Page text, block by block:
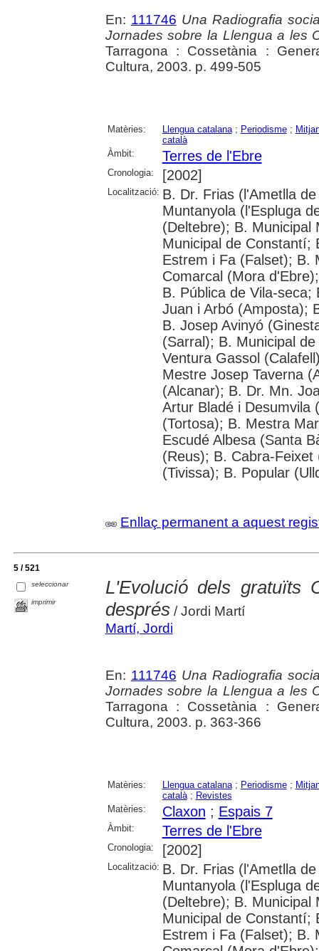
En: 111746 Una Radiografia
Jornades sobre la Llengua a les
Tarragona : Cossetània :
Cultura, 2003. p. 499-505
Matèries: Llengua catalana; Periodisme;
català
Àmbit:
Terres de l'Ebre
Cronologia: [2002]
Localització: B. Dr. Frias (l'Ametlla
Muntanyola (l'Espluga
(Deltebre); B. Municipal
Municipal de Constantí;
Estrem i Fa (Falset); B.
Comarcal (Mora
B. Pública de Vila-
Juan i Arbó (Amposta);
B. Josep Avinyó
(Sarral); B. Municipal
Ventura Gassol
Mestre Josep Taverna
(Alcanar); B. Dr. Mn.
Artur Bladé i Desumvila
(Tortosa); B. Mestra
Escudé Albesa (Santa
(Reus); B. Cabra-
(Tivissa); B. Popular
Enllaç permanent a aquest
5 / 521
seleccionar
imprimir
L'Evolució dels gratuïts
després/ Jordi Martí
Martí, Jordi
En: 111746 Una Radiografia
Jornades sobre la Llengua a les
Tarragona : Cossetània :
Cultura, 2003. p. 363-366
Matèries: Llengua catalana; Periodisme;
català; Revistes
Matèries:
Claxon ; Espais 7
Àmbit: Terres de l'Ebre
Cronologia: [2002]
Localització: B. Dr. Frias (l'Ametlla
Muntanyola (l'Espluga
(Deltebre); B. Municipal
Municipal de Constantí;
Estrem i Fa (Falset); B.